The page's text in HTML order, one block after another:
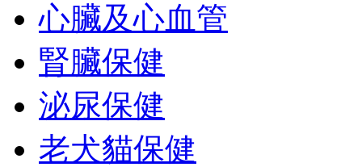
心臟及心血管
腎臟保健
泌尿保健
老犬貓保健